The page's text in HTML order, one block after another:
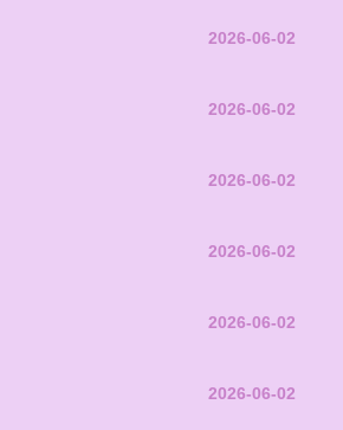
2026-06-02
2026-06-02
2026-06-02
2026-06-02
2026-06-02
2026-06-02